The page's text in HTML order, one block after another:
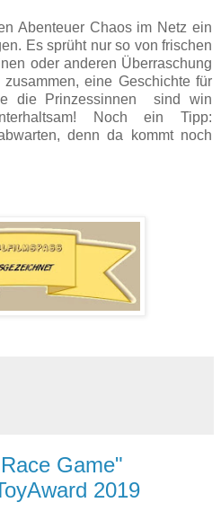
Abenteuer Chaos im Netz ein
Es sprüht nur so von frischen
oder anderen Überraschung
eine Geschichte für
die Prinzessinnen sind win
Noch ein Tipp:
denn da kommt noch
Game"
2019